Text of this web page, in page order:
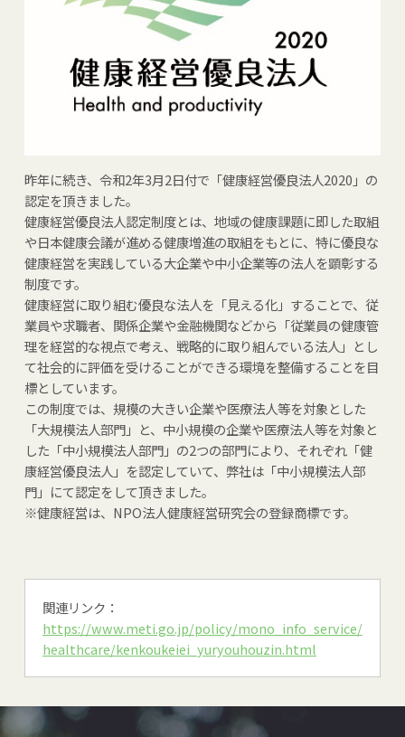
昨年に続き、令和2年3月2日付で「健康経営優良法人2020」の
認定を頂きました。
健康経営優良法人認定制度とは、地域の健康課題に即した取組
や日本健康会議が進める健康増進の取組をもとに、特に優良な
健康経営を実践している大企業や中小企業等の法人を顕彰する
制度です。
健康経営に取り組む優良な法人を「見える化」することで、従
業員や求職者、関係企業や金融機関などから「従業員の健康管
理を経営的な視点で考え、戦略的に取り組んでいる法人」とし
て社会的に評価を受けることができる環境を整備することを目
標としています。
この制度では、規模の大きい企業や医療法人等を対象とした
「大規模法人部門」と、中小規模の企業や医療法人等を対象と
した「中小規模法人部門」の2つの部門により、それぞれ「健
康経営優良法人」を認定していて、弊社は「中小規模法人部
門」にて認定をして頂きました。
※健康経営は、NPO法人健康経営研究会の登録商標です。
関連リンク：
https://www.meti.go.jp/policy/mono_info_service/
healthcare/kenkoukeiei_yuryouhouzin.html